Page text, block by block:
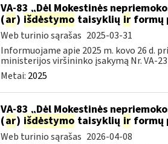
VA-83 „Dėl Mokestinės
(ar) išdėstymo taisyklių irformų
Web turinio sąrašas 2025-03-31
Informuojame apie 2025 m. kovo 26 d.
ministerijos viršininko įsakymą Nr. VA-
Metai: 2025
VA-83 „Dėl Mokestinės
(ar) išdėstymo taisyklių irformų
Web turinio sąrašas 2026-04-08